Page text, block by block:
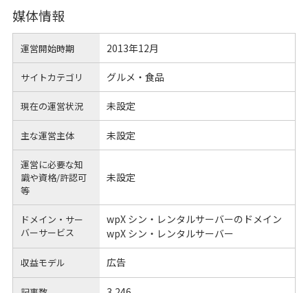
媒体情報
運営開始時期 2013年12月
サイトカテゴリ グルメ・食品
現在の運営状況 未設定
主な運営主体 未設定
運営に必要な知
識や資格/許認可
等
未設定
ドメイン・サー
バーサービス
wpX シン・レンタルサーバーのドメイン
wpX シン・レンタルサーバー
収益モデル 広告